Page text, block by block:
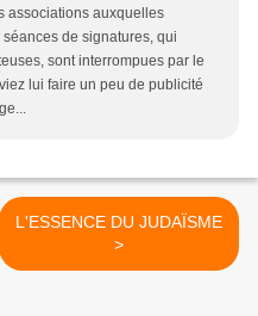
associations auxquelles
de signatures, qui
sont interrompues par le
lui faire un peu de publicité
L'ESSENCE DU JUDAÏSME
>